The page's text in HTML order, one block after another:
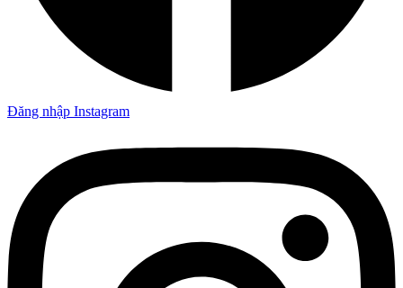
Đăng nhập Instagram